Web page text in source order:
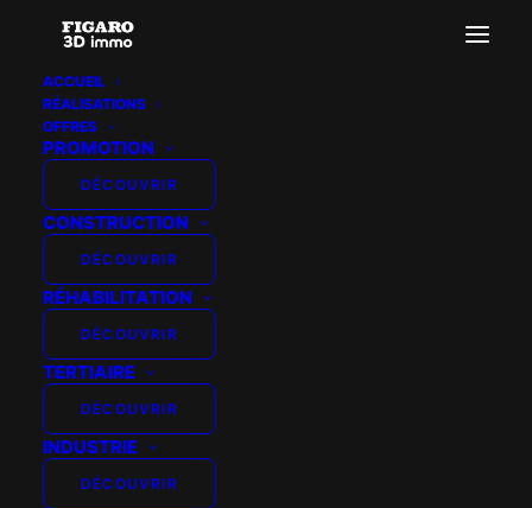
ACCUEIL
RÉALISATIONS
OFFRES
PROMOTION
DÉCOUVRIR
CONSTRUCTION
DÉCOUVRIR
RÉHABILITATION
DÉCOUVRIR
TERTIAIRE
DÉCOUVRIR
INDUSTRIE
DÉCOUVRIR
MAISON BRAND –
360° INTERIEUR